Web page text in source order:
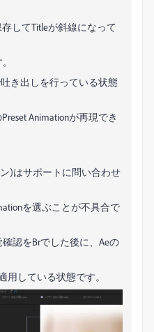
してTitleが斜線になって
吐き出しを行っている状態
Animationが再現でき
ン)はサポートに問い合わせ
を選ぶことが不具合で
認をBrでした後に、Aeの
用している状態です。